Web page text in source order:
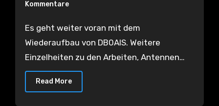
Kommentare
Es geht weiter voran mit dem
Wiederaufbau von DB0AIS. Weitere
Einzelheiten zu den Arbeiten, Antennen…
Read More